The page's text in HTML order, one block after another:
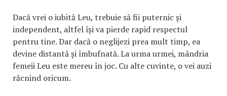
Dacă vrei o iubită Leu, trebuie să fii puternic și
independent, altfel își va pierde rapid respectul
pentru tine. Dar dacă o neglijezi prea mult timp, ea
devine distantă și îmbufnată. La urma urmei, mândria
femeii Leu este mereu în joc. Cu alte cuvinte, o vei auzi
răcnind oricum.